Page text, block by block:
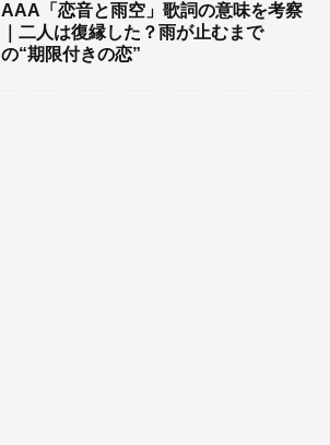
AAA「恋音と雨空」歌詞の意味を考察
｜二人は復縁した？雨が止むまで
の“期限付きの恋”